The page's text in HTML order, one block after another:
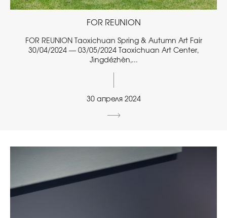
FOR REUNION
FOR REUNION Taoxichuan Spring & Autumn Art Fair
30/04/2024 — 03/05/2024 Taoxichuan Art Center,
Jǐngdézhèn,...
30 апреля 2024